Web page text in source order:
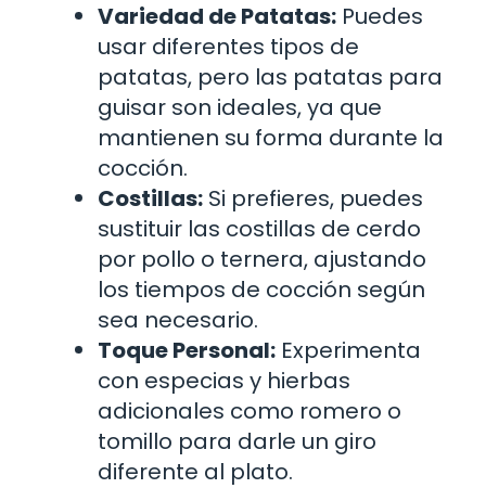
Variedad de Patatas: Puedes
usar diferentes tipos de
patatas, pero las patatas para
guisar son ideales, ya que
mantienen su forma durante la
cocción.
Costillas: Si prefieres, puedes
sustituir las costillas de cerdo
por pollo o ternera, ajustando
los tiempos de cocción según
sea necesario.
Toque Personal: Experimenta
con especias y hierbas
adicionales como romero o
tomillo para darle un giro
diferente al plato.